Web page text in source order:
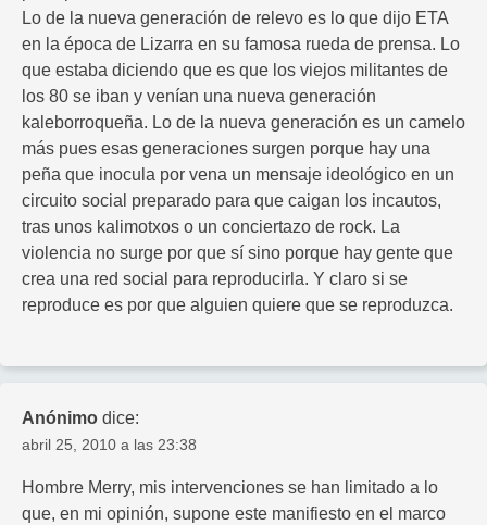
Lo de la nueva generación de relevo es lo que dijo ETA
en la época de Lizarra en su famosa rueda de prensa. Lo
que estaba diciendo que es que los viejos militantes de
los 80 se iban y venían una nueva generación
kaleborroqueña. Lo de la nueva generación es un camelo
más pues esas generaciones surgen porque hay una
peña que inocula por vena un mensaje ideológico en un
circuito social preparado para que caigan los incautos,
tras unos kalimotxos o un conciertazo de rock. La
violencia no surge por que sí sino porque hay gente que
crea una red social para reproducirla. Y claro si se
reproduce es por que alguien quiere que se reproduzca.
Anónimo dice:
abril 25, 2010 a las 23:38
Hombre Merry, mis intervenciones se han limitado a lo
que, en mi opinión, supone este manifiesto en el marco